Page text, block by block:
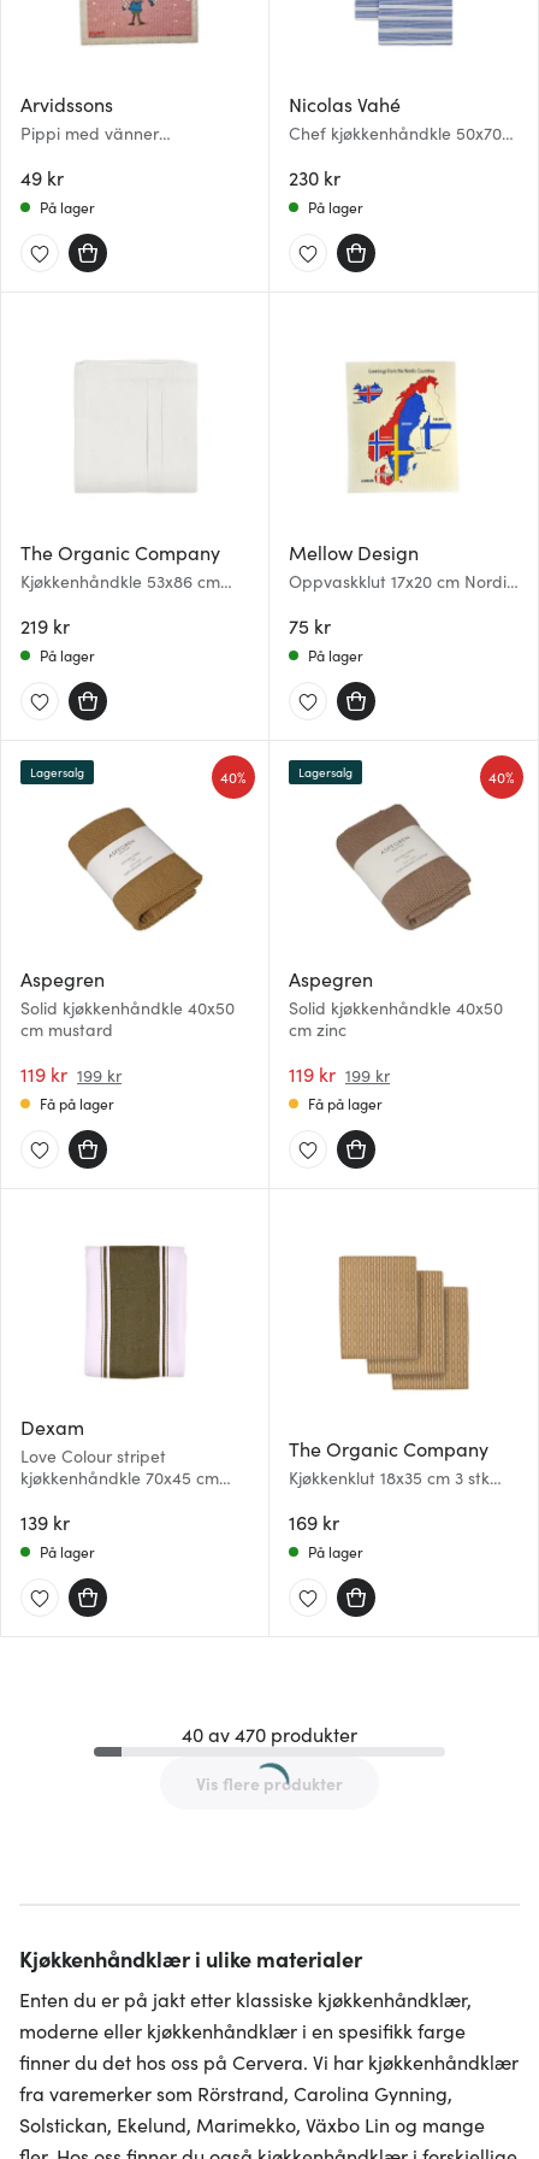
Arvidssons
Pippi med vänner
49 kr
På lager
Nicolas Vahé
Chef kjøkkenhåndkle 50x70
230 kr
På lager
The Organic Company
Kjøkkenhåndkle 53x86 cm
219 kr
På lager
Mellow Design
Oppvaskklut 17x20 cm Nordic
75 kr
På lager
Aspegren
Solid kjøkkenhåndkle 40x50
cm mustard
119 kr 199 kr
40%
Lagersalg
Få på lager
Aspegren
Solid kjøkkenhåndkle 40x50
cm zinc
119 kr 199 kr
40%
Lagersalg
Få på lager
Dexam
Love Colour stripet
kjøkkenhåndkle 70x45 cm
139 kr
På lager
The Organic Company
Kjøkkenklut 18x35 cm 3 stk
169 kr
På lager
40 av 470 produkter
Vis flere produkter
Kjøkkenhåndklær i ulike materialer
Enten du er på jakt etter klassiske kjøkkenhåndklær,
moderne eller kjøkkenhåndklær i en spesifikk farge
finner du det hos oss på Cervera. Vi har kjøkkenhåndklær
fra varemerker som Rörstrand, Carolina Gynning,
Solstickan, Ekelund, Marimekko, Växbo Lin og mange